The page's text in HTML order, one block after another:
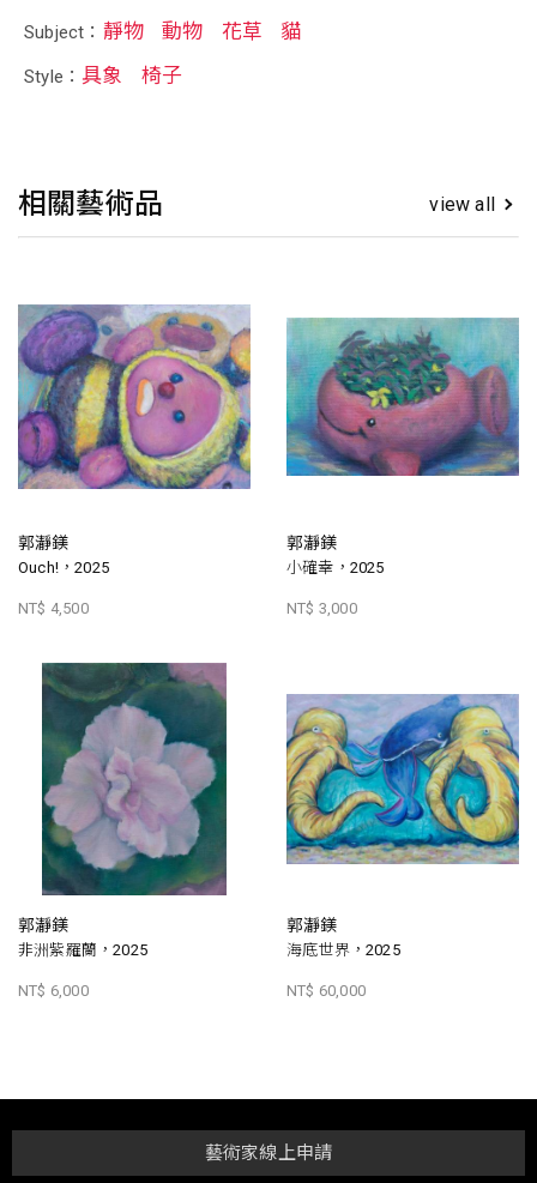
Subject： 靜物 動物 花草 貓
Style： 具象 椅子
相關藝術品 view all
郭瀞鎂
Ouch!，2025
NT$ 4,500
郭瀞鎂
小確幸，2025
NT$ 3,000
郭瀞鎂
非洲紫羅蘭，2025
NT$ 6,000
郭瀞鎂
海底世界，2025
NT$ 60,000
藝術家線上申請